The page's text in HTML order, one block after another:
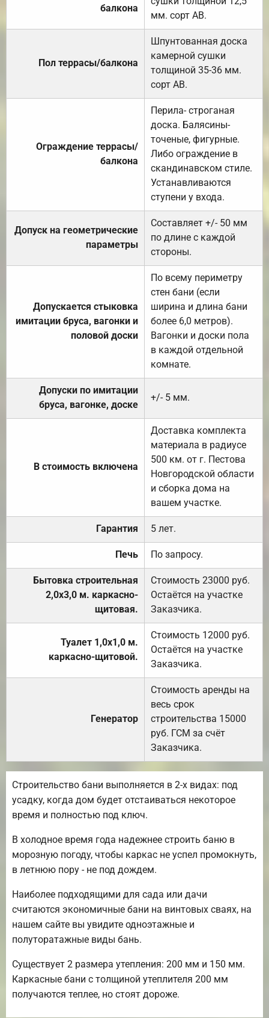
балкона
мм. сорт АВ.
Пол террасы/балкона
Шпунтованная доска
камерной сушки
толщиной 35-36 мм.
сорт АВ.
Ограждение террасы/
балкона
Перила- строганая
доска. Балясины-
точеные, фигурные.
Либо ограждение в
скандинавском стиле.
Устанавливаются
ступени у входа.
Допуск на геометрические
параметры
Составляет +/- 50 мм
по длине с каждой
стороны.
Допускается стыковка
имитации бруса, вагонки и
половой доски
По всему периметру
стен бани (если
ширина и длина бани
более 6,0 метров).
Вагонки и доски пола
в каждой отдельной
комнате.
Допуски по имитации
бруса, вагонке, доске
+/- 5 мм.
В стоимость включена
Доставка комплекта
материала в радиусе
500 км. от г. Пестова
Новгородской области
и сборка дома на
вашем участке.
Гарантия 5 лет.
Печь По запросу.
Бытовка строительная
2,0х3,0 м. каркасно-
щитовая.
Стоимость 23000 руб.
Остаётся на участке
Заказчика.
Туалет 1,0х1,0 м.
каркасно-щитовой.
Стоимость 12000 руб.
Остаётся на участке
Заказчика.
Генератор
Стоимость аренды на
весь срок
строительства 15000
руб. ГСМ за счёт
Заказчика.
Строительство бани выполняется в 2-х видах: под
усадку, когда дом будет отстаиваться некоторое
время и полностью под ключ.
В холодное время года надежнее строить баню в
морозную погоду, чтобы каркас не успел промокнуть,
в летнюю пору - не под дождем.
Наиболее подходящими для сада или дачи
считаются экономичные бани на винтовых сваях, на
нашем сайте вы увидите одноэтажные и
полуторатажные виды бань.
Существует 2 размера утепления: 200 мм и 150 мм.
Каркасные бани с толщиной утеплителя 200 мм
получаются теплее, но стоят дороже.